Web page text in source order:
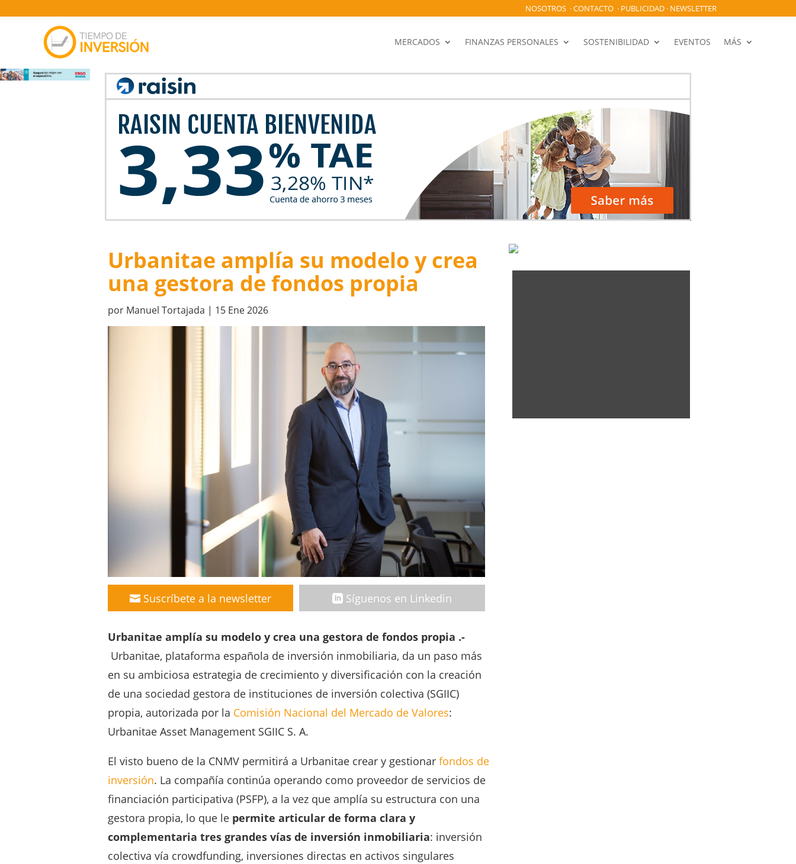
NOSOTROS·CONTACTO· PUBLICIDAD· NEWSLETTER
MERCADOS FINANZAS PERSONALES SOSTENIBILIDAD EVENTOS MÁS
Urbanitae amplía su modelo y crea
una gestora de fondos propia
por Manuel Tortajada | 15 Ene 2026
Suscríbete a la newsletter Síguenos en Linkedin
Urbanitae amplía su modelo y crea una gestora de fondos propia .-
Urbanitae, plataforma española de inversión inmobiliaria, da un paso más
en su ambiciosa estrategia de crecimiento y diversificación con la creación
de una sociedad gestora de instituciones de inversión colectiva (SGIIC)
propia, autorizada por la Comisión Nacional del Mercado de Valores:
Urbanitae Asset Management SGIIC S. A.
El visto bueno de la CNMV permitirá a Urbanitae crear y gestionar fondos de
inversión. La compañía continúa operando como proveedor de servicios de
financiación participativa (PSFP), a la vez que amplía su estructura con una
gestora propia, lo que le permite articular de forma clara y
complementaria tres grandes vías de inversión inmobiliaria: inversión
colectiva vía crowdfunding, inversiones directas en activos singulares